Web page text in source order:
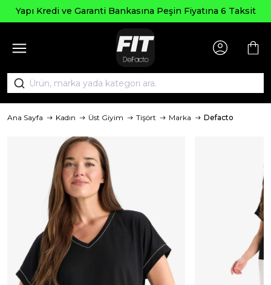
Yapı Kredi ve Garanti Bankasına Peşin Fiyatına 6 Taksit
Ana Sayfa Kadın Üst Giyim Tişört Marka Defacto